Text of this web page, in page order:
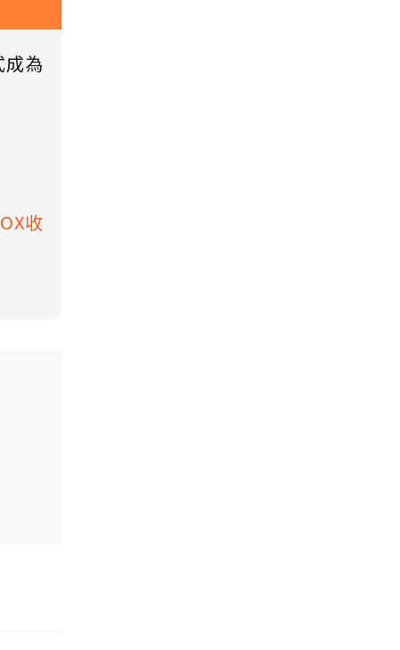
為
收